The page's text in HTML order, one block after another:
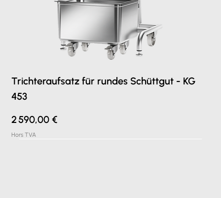
Trichteraufsatz für rundes Schüttgut - KG
453
Prix
2 590,00 €
Hors TVA